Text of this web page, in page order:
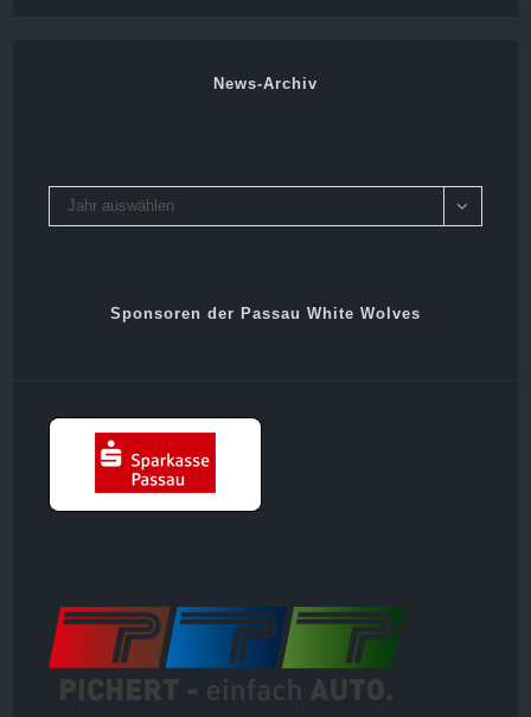
News-Archiv
Archiv
Jahr auswählen
Sponsoren der Passau White Wolves